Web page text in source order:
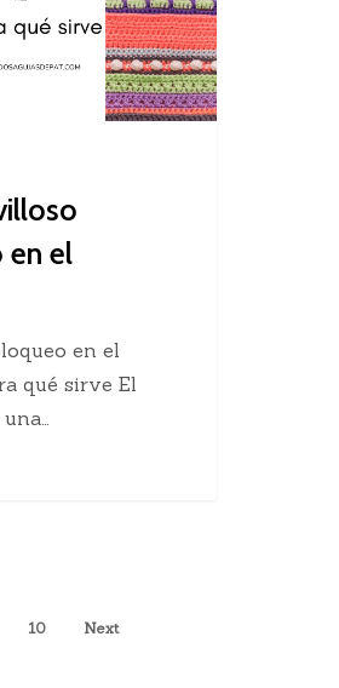
en el
en el
qué sirve El
10 Next